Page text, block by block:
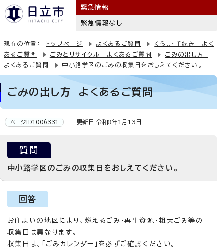
緊急情報
緊急情報なし
現在の位置： トップページ よくあるご質問
くらし・手続き よく
あるご質問
ごみとリサイクル よくあるご質問
ごみの出し方
よくあるご質問
中小路学区のごみの収集日をおしえてください。
ごみの出し方 よくあるご質問
ページID1006331 更新日 令和8年1月13日
質問
中小路学区のごみの収集日をおしえてください。
回答
お住まいの地区により、燃えるごみ・再生資源・粗大ごみ等の
収集日は異なります。
収集日は、「ごみカレンダー」を必ずご確認ください。